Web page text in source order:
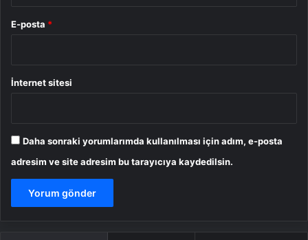
E-posta *
İnternet sitesi
Daha sonraki yorumlarımda kullanılması için adım, e-posta
adresim ve site adresim bu tarayıcıya kaydedilsin.